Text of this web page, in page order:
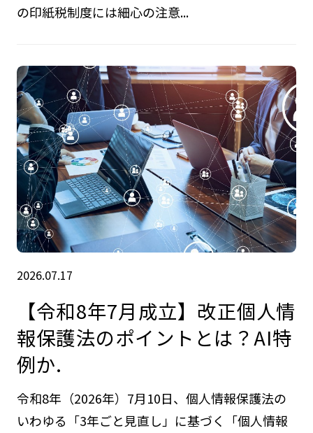
の印紙税制度には細心の注意...
2026.07.17
【令和8年7月成立】改正個人情
報保護法のポイントとは？AI特
例か.
令和8年（2026年）7月10日、個人情報保護法の
いわゆる「3年ごと見直し」に基づく「個人情報